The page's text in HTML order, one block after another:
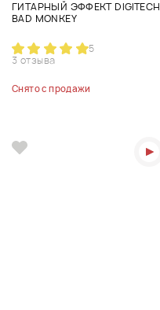
ГИТАРНЫЙ ЭФФЕКТ DIGITECH
BAD MONKEY
5
3 отзыва
Снято с продажи